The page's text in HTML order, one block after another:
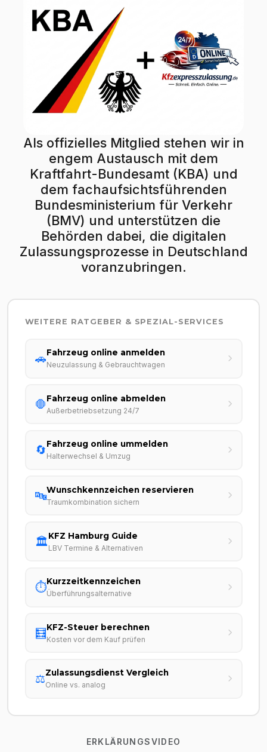
Als offizielles Mitglied stehen wir in
engem Austausch mit dem
Kraftfahrt-Bundesamt (KBA) und
dem fachaufsichtsführenden
Bundesministerium für Verkehr
(BMV) und unterstützen die
Behörden dabei, die digitalen
Zulassungsprozesse in Deutschland
voranzubringen.
WEITERE RATGEBER & SPEZIAL-SERVICES
🚗Fahrzeug online anmelden
Neuzulassung & Gebrauchtwagen
🛑Fahrzeug online abmelden
Außerbetriebsetzung 24/7
🔄Fahrzeug online ummelden
Halterwechsel & Umzug
🔤Wunschkennzeichen reservieren
Traumkombination sichern
🏛️KFZ Hamburg Guide
LBV Termine & Alternativen
⏱️Kurzzeitkennzeichen
Überführungsalternative
🧮KFZ-Steuer berechnen
Kosten vor dem Kauf prüfen
⚖️Zulassungsdienst Vergleich
Online vs. analog
ERKLÄRUNGSVIDEO